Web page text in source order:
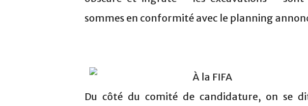
sommes en conformité avec le planning
À la FIFA
Du côté du comité de candidature, on se